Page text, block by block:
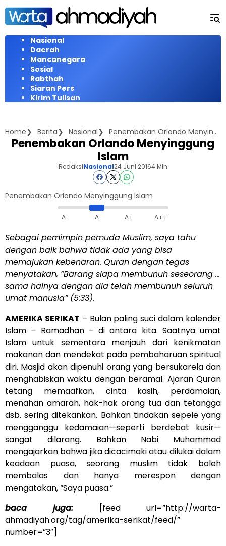
Langsung
konten
Nasional
Daerah
Mancanegara
Sosial
Rabthah
Siaran Pers
Kirim Tulisan
Home Berita Nasional Penembakan Orlando Menyinggung Islam
Penembakan Orlando Menyinggung
Islam
RedaksiNasional24 Juni 20164 Min
Penembakan Orlando Menyinggung Islam
A- A A+ A++
Sebagai pemimpin pemuda Muslim, saya tahu
dengan baik bahwa tidak ada yang bisa
memajukan kebenaran. Quran dengan tegas
menyatakan, “Barang siapa membunuh seseorang …
sama halnya dengan dia telah membunuh seluruh
umat manusia” (5:33).
AMERIKA SERIKAT – Bulan paling suci dalam kalender
Islam – Ramadhan – di antara kita. Saatnya umat
Islam untuk sementara menjauh dari kenikmatan
makanan dan mendekat pada pembaharuan spiritual
diri. Masjid akan dipenuhi orang yang bersukarela dan
menghabiskan waktu dengan beramal. Ajaran Quran
tetang memaafkan, cinta kasih, perdamaian,
menahan amarah, hak-hak orang tua dan tetangga
dsb. sering ditekankan. Bahkan tindakan sepele yang
mengganggu kedamaian—seperti berdebat kusir—
sangat dilarang. Bahkan Nabi Muhammad
mengajarkan bahwa jika dicacimaki atau dilukai dalam
keadaan puasa, seorang muslim tidak boleh
membalas dan hanya merespon dengan
mengatakan, “Saya puasa.”
baca juga:
[feed url=”http://warta-
ahmadiyah.org/tag/amerika-serikat/feed/”
number=”3″]